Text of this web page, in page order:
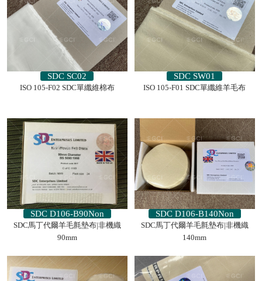
SDC SC02
ISO 105-F02 SDC單纖維棉布
SDC SW01
ISO 105-F01 SDC單纖維羊毛布
SDC D106-B90Non
SDC馬丁代爾羊毛氈墊布|非機織
90mm
SDC D106-B140Non
SDC馬丁代爾羊毛氈墊布|非機織
140mm